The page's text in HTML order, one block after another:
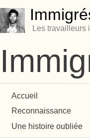
Les travailleurs
Accueil
Reconnaissance
Une histoire oubliée